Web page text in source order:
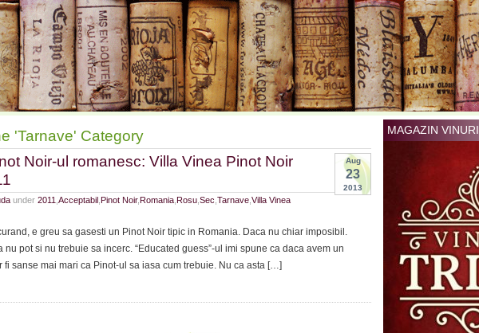
'Tarnave' Category
Aug
23
2013
Noir-ul romanesc: Villa Vinea Pinot Noir
under 2011 Acceptabil Pinot Noir,Romania Rosu Sec Tarnave Villa Vinea
e greu sa gasesti un Pinot Noir tipic in Romania. Daca nu chiar imposibil.
nu pot si nu trebuie sa incerc. “Educated guess”-ul imi spune ca daca avem un
fi sanse mai mari ca Pinot-ul sa iasa cum trebuie. Nu ca asta […]
MAGAZIN VINURI